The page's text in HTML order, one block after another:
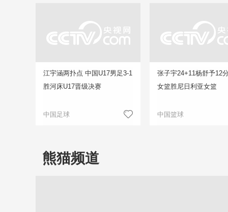
江宇涵两扑点 中国U17男足3-1
胜河床U17晋级决赛
中国足球
张子宇24+11杨舒予12
女篮胜尼日利亚女篮
中国篮球
熊猫频道